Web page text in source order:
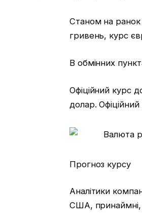
Станом на ранок
гривень, курс
В обмінних
Офіційний курс
долар.
Прогноз курсу
Аналітики
США, принаймні,